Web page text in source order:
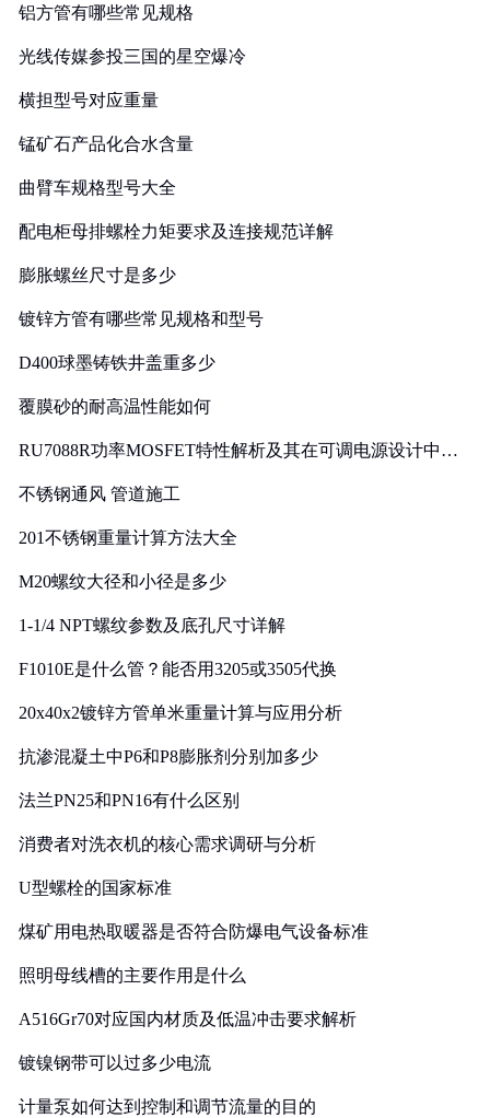
铝方管有哪些常见规格
光线传媒参投三国的星空爆冷
横担型号对应重量
锰矿石产品化合水含量
曲臂车规格型号大全
配电柜母排螺栓力矩要求及连接规范详解
膨胀螺丝尺寸是多少
镀锌方管有哪些常见规格和型号
D400球墨铸铁井盖重多少
覆膜砂的耐高温性能如何
RU7088R功率MOSFET特性解析及其在可调电源设计中的
不锈钢通风 管道施工
201不锈钢重量计算方法大全
M20螺纹大径和小径是多少
1-1/4 NPT螺纹参数及底孔尺寸详解
F1010E是什么管？能否用3205或3505代换
20x40x2镀锌方管单米重量计算与应用分析
抗渗混凝土中P6和P8膨胀剂分别加多少
法兰PN25和PN16有什么区别
消费者对洗衣机的核心需求调研与分析
U型螺栓的国家标准
煤矿用电热取暖器是否符合防爆电气设备标准
照明母线槽的主要作用是什么
A516Gr70对应国内材质及低温冲击要求解析
镀镍钢带可以过多少电流
计量泵如何达到控制和调节流量的目的